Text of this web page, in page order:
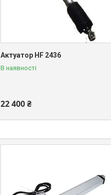
Актуатор HF 2436
В наявності
22 400 ₴